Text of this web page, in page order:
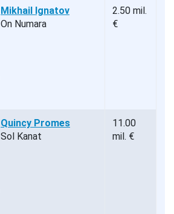
Mikhail Ignatov
On Numara
2.50 mil.
€
Quincy Promes
Sol Kanat
11.00
mil. €